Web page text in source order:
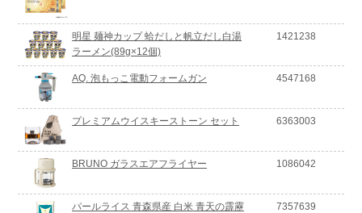
明星 麺神カップ 蛤だしと帆立だし白湯
ラーメン(89g×12個)
1421238
AQ. 泡もっこ電動フォームガン 4547168
プレミアムウイスキーストーン セット 6363003
BRUNO ガラスエアフライヤー 1086042
パールライス 青森県産 白米 青天の霹靂
7357639